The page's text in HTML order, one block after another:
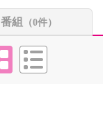
番組 （0件）
タイル